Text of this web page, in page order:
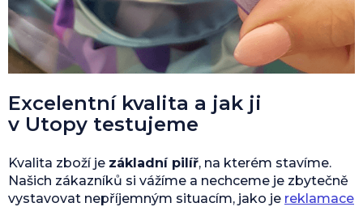
Excelentní kvalita a jak ji
v Utopy testujeme
Kvalita zboží je základní pilíř, na kterém stavíme.
Našich zákazníků si vážíme a nechceme je zbytečně
vystavovat nepříjemným situacím, jako je reklamace